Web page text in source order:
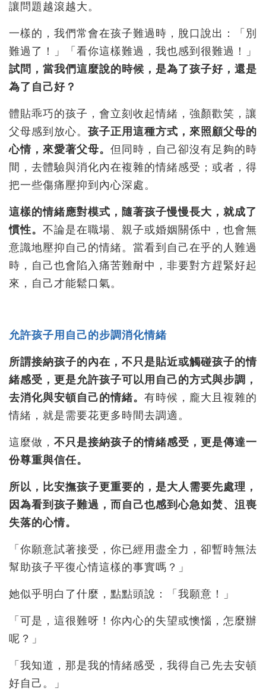
讓問題越滾越大。
一樣的，我們常會在孩子難過時，脫口說出：「別
難過了！」「看你這樣難過，我也感到很難過！」
試問，當我們這麼說的時候，是為了孩子好，還是
為了自己好？
體貼乖巧的孩子，會立刻收起情緒，強顏歡笑，讓
父母感到放心。 孩子正用這種方式，來照顧父母的
心情，來愛著父母。 但同時，自己卻沒有足夠的時
間，去體驗與消化內在複雜的情緒感受；或者，得
把一些傷痛壓抑到內心深處。
這樣的情緒應對模式，隨著孩子慢慢長大，就成了
慣性。 不論是在職場、親子或婚姻關係中，也會無
意識地壓抑自己的情緒。當看到自己在乎的人難過
時，自己也會陷入痛苦難耐中，非要對方趕緊好起
來，自己才能鬆口氣。
允許孩子用自己的步調消化情緒
所謂接納孩子的內在，不只是貼近或觸碰孩子的情
緒感受，更是允許孩子可以用自己的方式與步調，
去消化與安頓自己的情緒。 有時候，龐大且複雜的
情緒，就是需要花更多時間去調適。
這麼做， 不只是接納孩子的情緒感受，更是傳達一
份尊重與信任。
所以，比安撫孩子更重要的，是大人需要先處理，
因為看到孩子難過，而自己也感到心急如焚、沮喪
失落的心情。
「你願意試著接受，你已經用盡全力，卻暫時無法
幫助孩子平復心情這樣的事實嗎？」
她似乎明白了什麼，點點頭說：「我願意！」
「可是，這很難呀！你內心的失望或懊惱，怎麼辦
呢？」
「我知道，那是我的情緒感受，我得自己先去安頓
好自己。」